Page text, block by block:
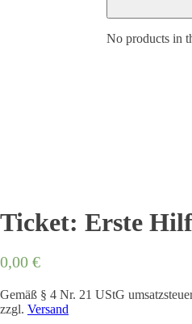
No products in
Ticket: Erste
0,00 €
Gemäß § 4 Nr. 21 UStG
zzgl. Versand